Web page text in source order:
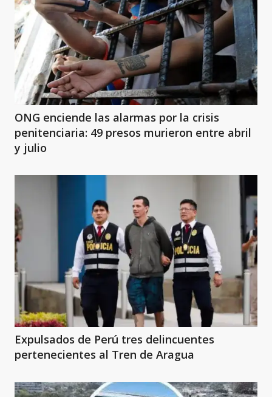
ONG enciende las alarmas por la crisis
penitenciaria: 49 presos murieron entre abril
y julio
Expulsados de Perú tres delincuentes
pertenecientes al Tren de Aragua